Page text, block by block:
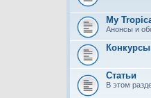
My
Анонсы и
Конкурсы
Статьи
В этом